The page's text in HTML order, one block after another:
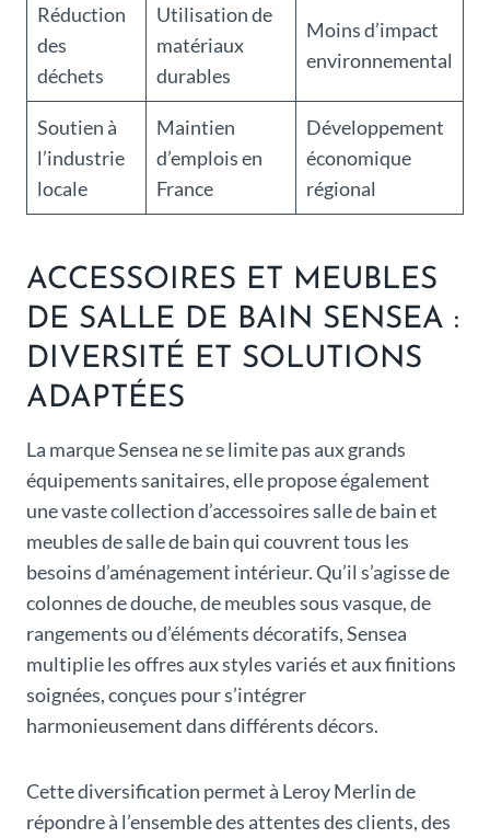
Réduction
des
déchets
Utilisation de
matériaux
durables
Moins d’impact
environnemental
Soutien à
l’industrie
locale
Maintien
d’emplois en
France
Développement
économique
régional
ACCESSOIRES ET MEUBLES
DE SALLE DE BAIN SENSEA :
DIVERSITÉ ET SOLUTIONS
ADAPTÉES
La marque Sensea ne se limite pas aux grands
équipements sanitaires, elle propose également
une vaste collection d’accessoires salle de bain et
meubles de salle de bain qui couvrent tous les
besoins d’aménagement intérieur. Qu’il s’agisse de
colonnes de douche, de meubles sous vasque, de
rangements ou d’éléments décoratifs, Sensea
multiplie les offres aux styles variés et aux finitions
soignées, conçues pour s’intégrer
harmonieusement dans différents décors.
Cette diversification permet à Leroy Merlin de
répondre à l’ensemble des attentes des clients, des